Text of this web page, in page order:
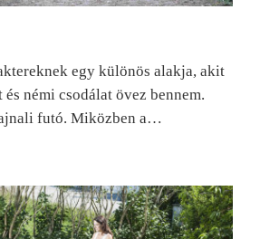
egy különös alakja, akit
némi csodálat övez bennem.
futó. Miközben a…